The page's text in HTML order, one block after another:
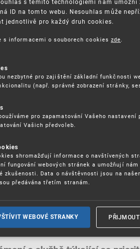
služeb - 5.8.2026
jinak (aneb když se
tržištích nacházejících
porušování IPR
a vymáhání IPR ve třetích
ID na tomto webu. Nesouhlas může
jednotlivě pro každý druh cookies.
s informacemi o souborech cookies zde
nezbytné pro zajištění základní funkčnosti
(např. správné zobrazení stránky,
pro zapamatování Vašeho
Vašich předvoleb.
shromažďují informace o navštívených
fungování webových stránek a umožňují
zkušenosti. Data o návštěvnosti jsou na
předávána třetím stranám.
WEBOVÉ STRANKY